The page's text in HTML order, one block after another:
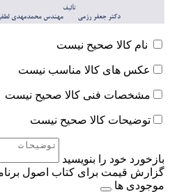
نام کالا صحیح نیست
عکس های کالا مناسب نیست
مشخصات فنی کالا صحیح نیست
توضیحات کالا صحیح نیست
بازخورد خود را بنویسید
گزارش قیمت برای کتاب اصول
موجودی ها